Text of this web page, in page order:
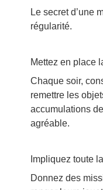
Le secret d’une
régularité.
Mettez en place
Chaque soir,
remettre les
accumulations
agréable.
Impliquez toute
Donnez des